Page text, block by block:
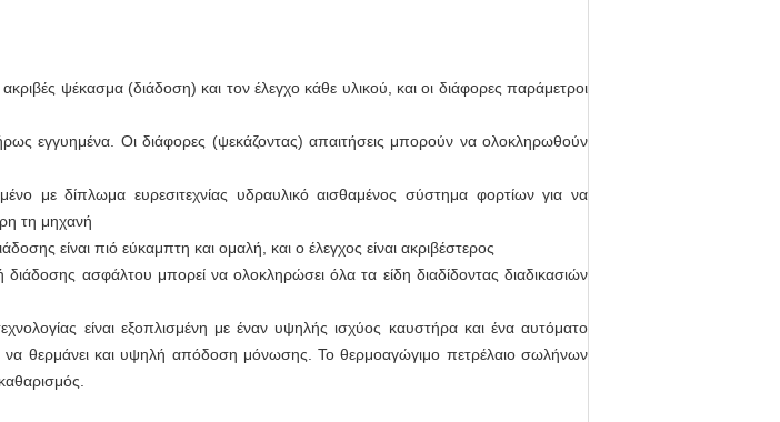
ψέκασμα (διάδοση) και τον έλεγχο κάθε υλικού, και οι διάφορες παράμετροι
εγγυημένα. Οι διάφορες (ψεκάζοντας) απαιτήσεις μπορούν να ολοκληρωθούν
με δίπλωμα ευρεσιτεχνίας υδραυλικό αισθαμένος σύστημα φορτίων για να
τη μηχανή
είναι πιό εύκαμπτη και ομαλή, και ο έλεγχος είναι ακριβέστερος
ασφάλτου μπορεί να ολοκληρώσει όλα τα είδη διαδίδοντας διαδικασιών
είναι εξοπλισμένη με έναν υψηλής ισχύος καυστήρα και ένα αυτόματο
να θερμάνει και υψηλή απόδοση μόνωσης. Το θερμοαγώγιμο πετρέλαιο σωλήνων